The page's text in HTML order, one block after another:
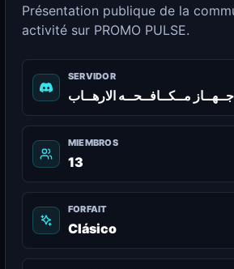
Présentation publique de la
activité sur PROMO PULSE.
SERVIDOR
MIEMBROS
13
FORFAIT
Clásico